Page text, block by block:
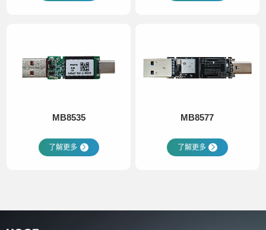
MB8535
了解更多
MB8577
了解更多